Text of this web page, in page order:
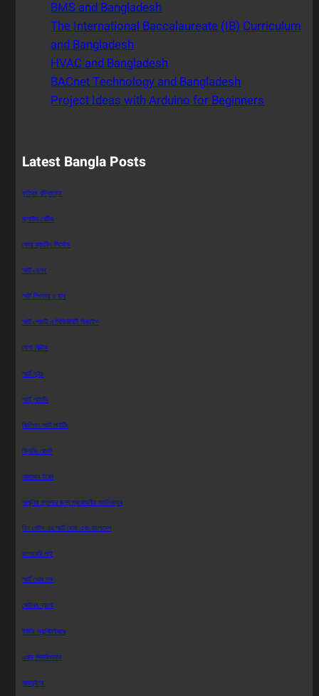
BMS and Bangladesh
The International Baccalaureate (IB) Curriculum
and Bangladesh
HVAC and Bangladesh
BACnet Technology and Bangladesh
Project Ideas with Arduino for Beginners
Latest Bangla Posts
কৃত্রিম বুদ্ধিমত্তা
ক্লাউড নেটিভ
কোর ব্যাংকিং সিস্টেম
স্মার্ট হেলথ
স্মার্ট স্পিকার ও হাব
স্মার্ট সেফটি ও সিকিউরিটি ডিভাইস
হেপা ফিল্টার
স্মার্ট সুইচ
স্মার্ট লাইটিং
ফিলিপস স্মার্ট লাইটিং
ক্লিনিং রোবট
আমাজন ইকো
আধুনিক ব্যবসার জন্য প্রয়োজনীয় সফটওয়্যার
বিল গেটস এর স্মার্ট হোম এবং বাংলাদেশ
রাস্পবেরি পাই
স্মার্ট ডোর লক
জেটসন ন্যানো
ইউভি স্যানিটাইজার
এয়ার পিউরিফায়ার
আরডুইনো